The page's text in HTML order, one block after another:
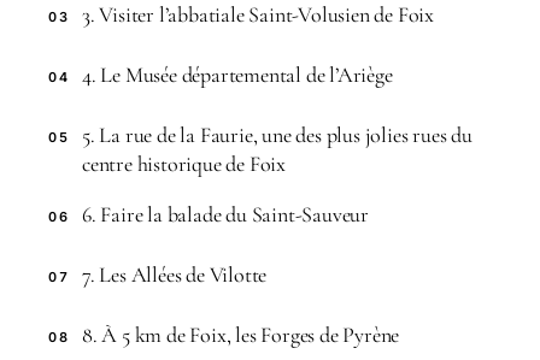
03 3. Visiter l’abbatiale Saint-Volusien de Foix
04 4. Le Musée départemental de l’Ariège
05
5. La rue de la Faurie, une des plus jolies rues du
centre historique de Foix
06 6. Faire la balade du Saint-Sauveur
07 7. Les Allées de Vilotte
08 8. À 5 km de Foix, les Forges de Pyrène